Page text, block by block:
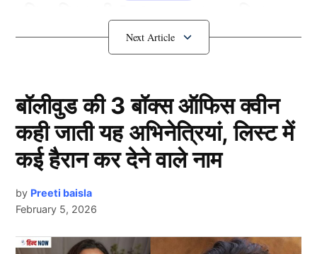
बॉलीवुड की 3 बॉक्स ऑफिस क्वीन
कही जाती यह अभिनेत्रियां, लिस्ट में
कई हैरान कर देने वाले नाम
by Preeti baisla
February 5, 2026